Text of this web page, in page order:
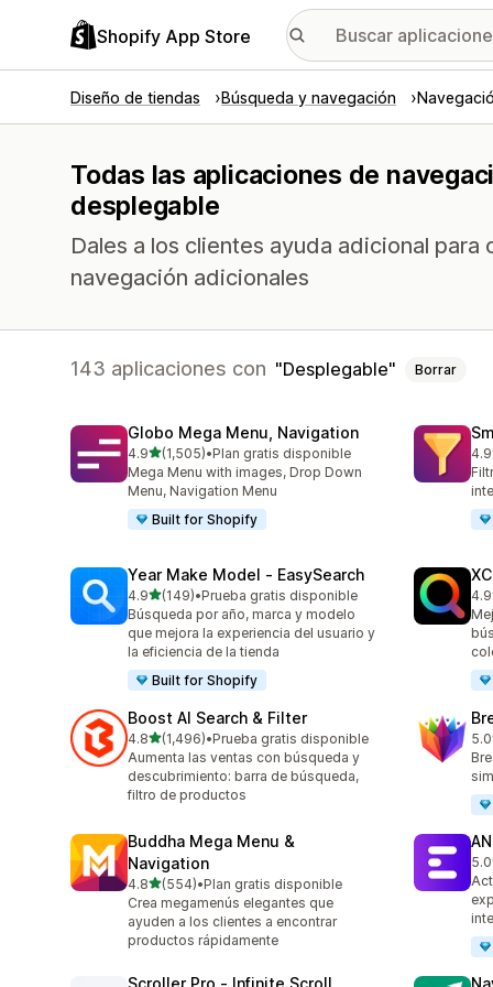
Shopify App Store
Diseño de tiendas Búsqueda y navegación
Todas las aplicaciones de
desplegable
Dales a los clientes ayuda adicional
navegación adicionales
143 aplicaciones con Desplegable Borrar
Globo Mega Menu, Navigation
4.9de 5 estrellas
(1,505)
1505 reseñas en total
•Plan gratis disponible
Mega Menu with images, Drop Down
Menu, Navigation Menu
Built for Shopify
4.9
Year Make Model ‑ EasySearch
4.9de 5 estrellas
(149)
149 reseñas en total
•Prueba gratis disponible
Búsqueda por año, marca y modelo
que mejora la experiencia del usuario y
la eficiencia de la tienda
Built for Shopify
4.9
Boost AI Search & Filter
4.8de 5 estrellas
(1,496)
1496 reseñas en total
•Prueba gratis disponible
Aumenta las ventas con búsqueda y
descubrimiento: barra de búsqueda,
filtro de productos
5.0
30
Buddha Mega Menu &
Navigation
4.8de 5 estrellas
(554)
554 reseñas en total
•Plan gratis disponible
Crea megamenús elegantes que
ayuden a los clientes a encontrar
productos rápidamente
5.0
62
Scroller Pro ‑ Infinite Scroll